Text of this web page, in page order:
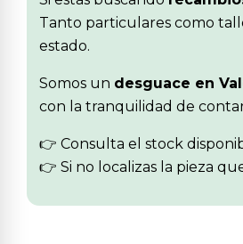
Tanto particulares como
estado.
Somos un desguace en
con la tranquilidad de
👉 Consulta el stock
👉 Si no localizas la pieza